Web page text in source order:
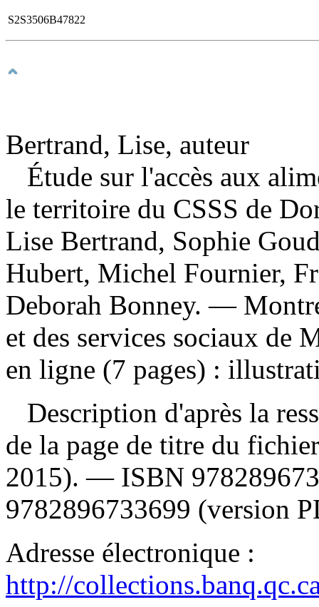
S2S3506B47822
Bertrand, Lise, auteur
Étude sur l'accès aux
le territoire du CSSS de
Lise Bertrand, Sophie
Hubert, Michel Fournier,
Deborah Bonney. —
et des services sociaux de
en ligne (7 pages) :
Description d'après la
de la page de titre du
2015). — ISBN
9782896733699 (version
Adresse électronique :
http://